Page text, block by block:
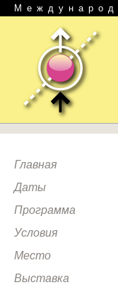
Главная
Даты
Программа
Условия
Место
Выставка